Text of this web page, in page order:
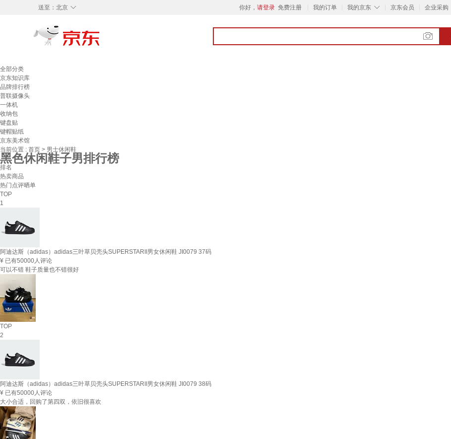
◇
送至： 北京 你好， 请登录 免费注册 我的订单 ◇
我的京东 京东会员 企业采购
全部分类
京东知识库
品牌排行榜
普联摄像头
一体机
收纳包
键盘贴
键帽贴纸
京东美术馆
当前位置 : 首页 > 男士休闲鞋
黑色休闲鞋子男排行榜
排名
热卖商品
热门点评晒单
TOP
1
阿迪达斯（adidas）adidas三叶草贝壳头SUPERSTARII男女休闲鞋 JI0079 37码
¥ 已有50000人评论
可以不错 鞋子质量也不错很好
TOP
2
阿迪达斯（adidas）adidas三叶草贝壳头SUPERSTARII男女休闲鞋 JI0079 38码
¥ 已有50000人评论
大小合适，回购了第四双，依旧很喜欢